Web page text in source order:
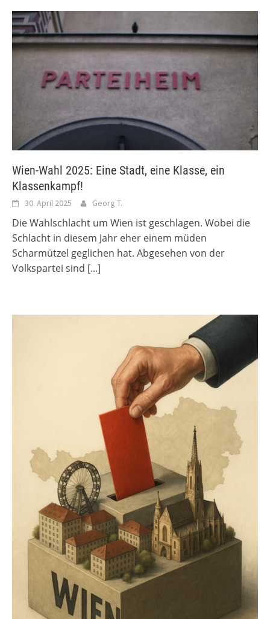
Wien-Wahl 2025: Eine Stadt, eine Klasse, ein
Klassenkampf!
30. April 2025 Georg T.
Die Wahlschlacht um Wien ist geschlagen. Wobei die
Schlacht in diesem Jahr eher einem müden
Scharmützel geglichen hat. Abgesehen von der
Volkspartei sind [...]